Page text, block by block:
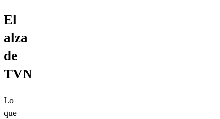
El
alza
de
TVN
Lo
que